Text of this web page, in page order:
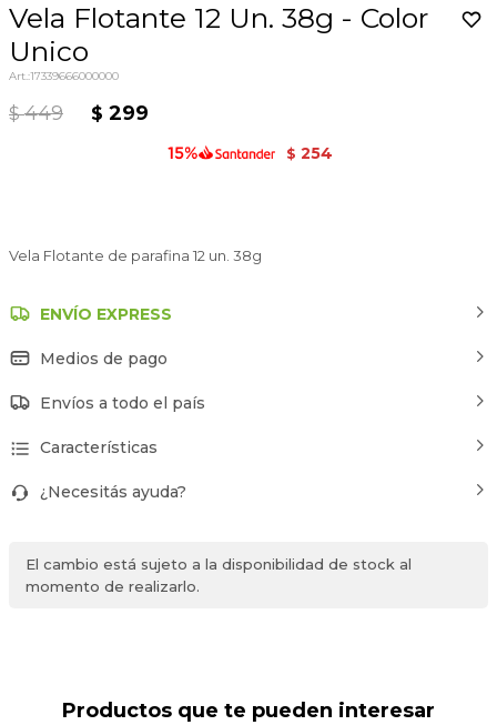
Vela Flotante 12 Un. 38g - Color
Unico
17339666000000
$ 449 $ 299
$ 254
Vela Flotante de parafina 12 un. 38g
ENVÍO EXPRESS
Medios de pago
Envíos a todo el país
Características
¿Necesitás ayuda?
El cambio está sujeto a la disponibilidad de stock al
momento de realizarlo.
Productos que te pueden interesar